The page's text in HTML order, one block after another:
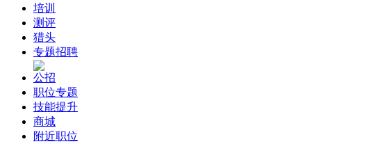
培训
测评
猎头
专题招聘
公招
职位专题
技能提升
商城
附近职位